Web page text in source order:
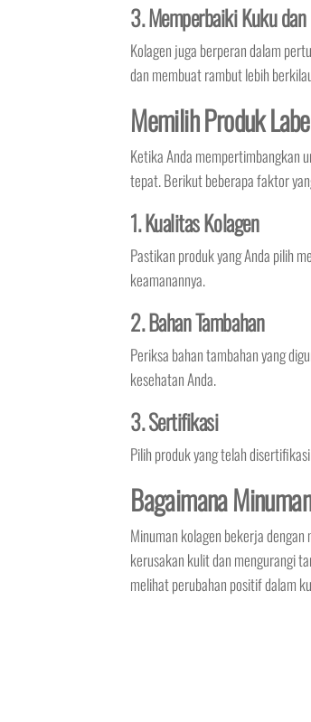
3. Memperbaiki Kuku
Kolagen juga berperan dalam
dan membuat rambut lebih
Memilih Produk
Ketika Anda mempertimbangkan
tepat. Berikut beberapa faktor
1. Kualitas Kolagen
Pastikan produk yang Anda pilih
keamanannya.
2. Bahan Tambahan
Periksa bahan tambahan yang
kesehatan Anda.
3. Sertifikasi
Pilih produk yang telah
Bagaimana
Minuman kolagen bekerja
kerusakan kulit dan mengurangi
melihat perubahan positif dalam